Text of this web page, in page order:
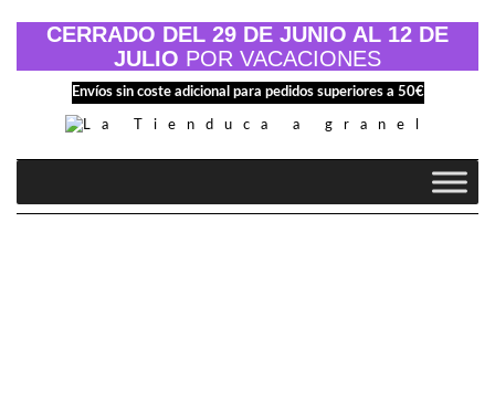
CERRADO DEL 29 DE JUNIO AL 12 DE
JULIO POR VACACIONES
Envíos sin coste adicional para pedidos superiores a 50€